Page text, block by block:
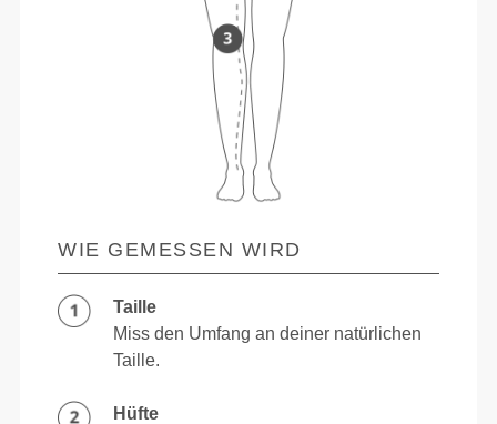
WIE GEMESSEN WIRD
Taille
Miss den Umfang an deiner natürlichen
Taille.
Hüfte